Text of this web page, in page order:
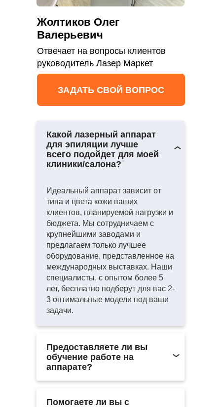
Какой лазерный аппарат
для эпиляции лучше
всего подойдет для моей
клиники/салона?
Идеальный аппарат зависит от
типа и цвета кожи ваших
клиентов, планируемой нагрузки и
бюджета. Мы сотрудничаем с
крупнейшими заводами и
предлагаем только лучшее
оборудование, представленное на
международных выставках. Наши
специалисты, с опытом более 5
лет, бесплатно подберут для вас 2-
3 оптимальные модели под ваши
задачи.
Предоставляете ли вы
обучение работе на
аппарате?
Помогаете ли вы с
Жолтиков Олег
Валерьевич
Отвечает на вопросы клиентов
руководитель Лазер Маркет
ЗАДАТЬ СВОЙ ВОПРОС